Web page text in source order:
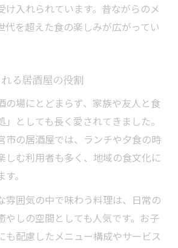
け入れられています。昔ながらのメ
代を超えた食の楽しみが広がってい
る居酒屋の役割
の場にとどまらず、家族や友人と食
としても長く愛されてきました。
市の居酒屋では、ランチや夕食の時
しむ利用者も多く、地域の食文化に
。
雰囲気の中で味わう料理は、日常の
やしの空間としても人気です。お子
も配慮したメニュー構成やサービス